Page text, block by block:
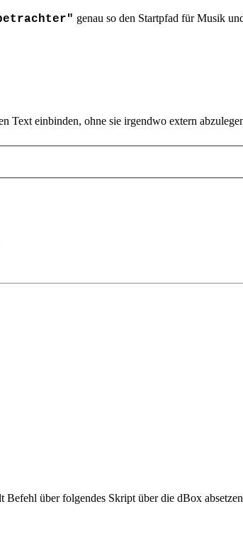
genau so den Startpfad für Musik
Text einbinden, ohne sie irgendwo extern
über folgendes Skript über die dBox